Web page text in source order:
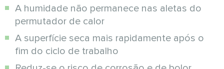
A humidade não permanece nas aletas do
permutador de calor
A superfície seca mais rapidamente após o
fim do ciclo de trabalho